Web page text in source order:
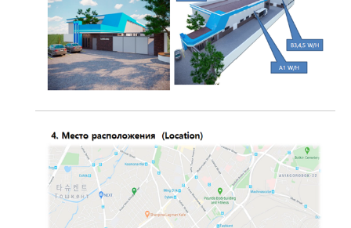
SERVICE
AREA